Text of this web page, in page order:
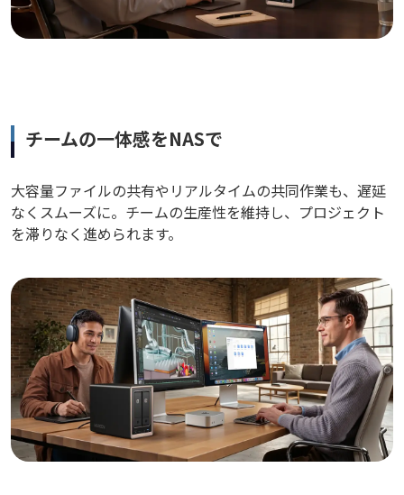
チームの一体感をNASで
大容量ファイルの共有やリアルタイムの共同作業も、遅延
なくスムーズに。チームの生産性を維持し、プロジェクト
を滞りなく進められます。